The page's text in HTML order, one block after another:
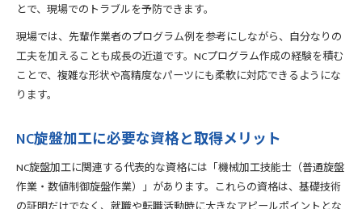
とで、現場でのトラブルを予防できます。
現場では、先輩作業者のプログラム例を参考にしながら、自分なりの
工夫を加えることも成長の近道です。NCプログラム作成の経験を積む
ことで、複雑な形状や高精度なパーツにも柔軟に対応できるようにな
ります。
NC旋盤加工に必要な資格と取得メリット
NC旋盤加工に関連する代表的な資格には「機械加工技能士（普通旋盤
作業・数値制御旋盤作業）」があります。これらの資格は、基礎技術